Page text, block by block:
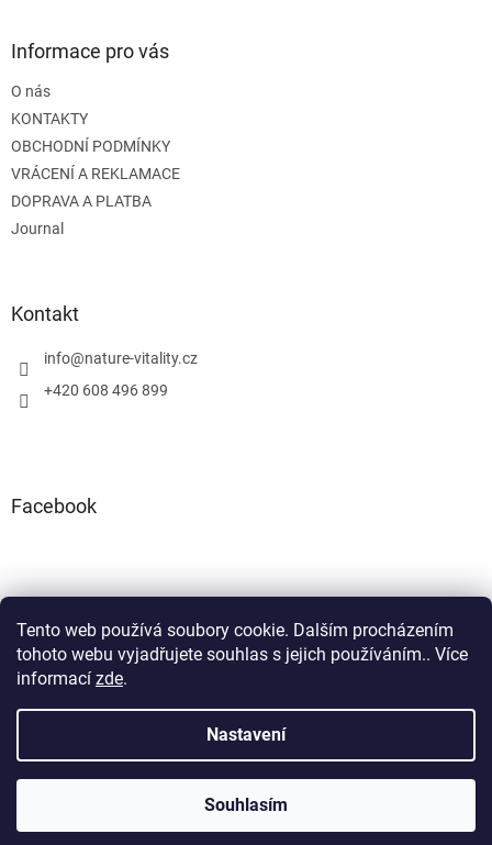
Tento web používá soubory cookie. Dalším procházením
tohoto webu vyjadřujete souhlas s jejich používáním.. Více
informací zde.
Nastavení
Souhlasím
Informace pro vás
O nás
KONTAKTY
OBCHODNÍ PODMÍNKY
VRÁCENÍ A REKLAMACE
DOPRAVA A PLATBA
Journal
Kontakt
info@nature-vitality.cz
+420 608 496 899
Facebook
Instagram
Vytvořil Shoptet
Nature Vitality. Všechna práva vyhrazena.